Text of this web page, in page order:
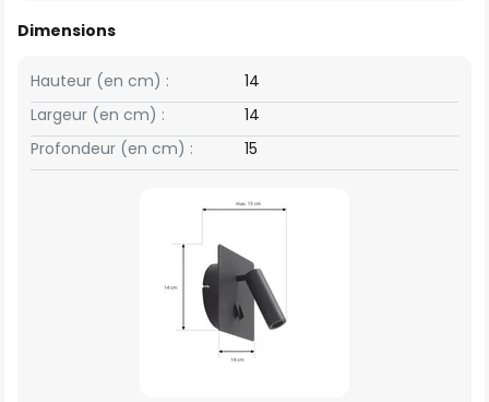
Dimensions
Largeur (en cm) : 14
Hauteur (en cm) : 14
Profondeur (en cm) : 15